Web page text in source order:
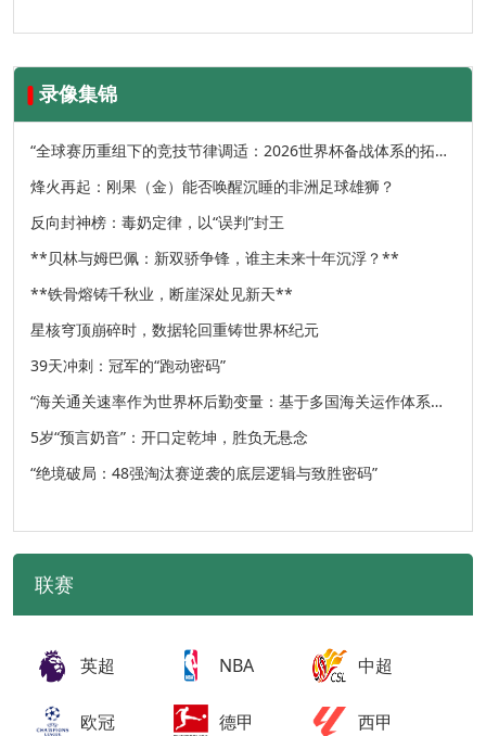
录像集锦
“全球赛历重组下的竞技节律调适：2026世界杯备战体系的拓扑
烽火再起：刚果（金）能否唤醒沉睡的非洲足球雄狮？
反向封神榜：毒奶定律，以“误判”封王
**贝林与姆巴佩：新双骄争锋，谁主未来十年沉浮？**
**铁骨熔铸千秋业，断崖深处见新天**
星核穹顶崩碎时，数据轮回重铸世界杯纪元
39天冲刺：冠军的“跑动密码”
“海关通关速率作为世界杯后勤变量：基于多国海关运作体系的
5岁“预言奶音”：开口定乾坤，胜负无悬念
“绝境破局：48强淘汰赛逆袭的底层逻辑与致胜密码”
联赛
英超 NBA 中超
欧冠 德甲 西甲